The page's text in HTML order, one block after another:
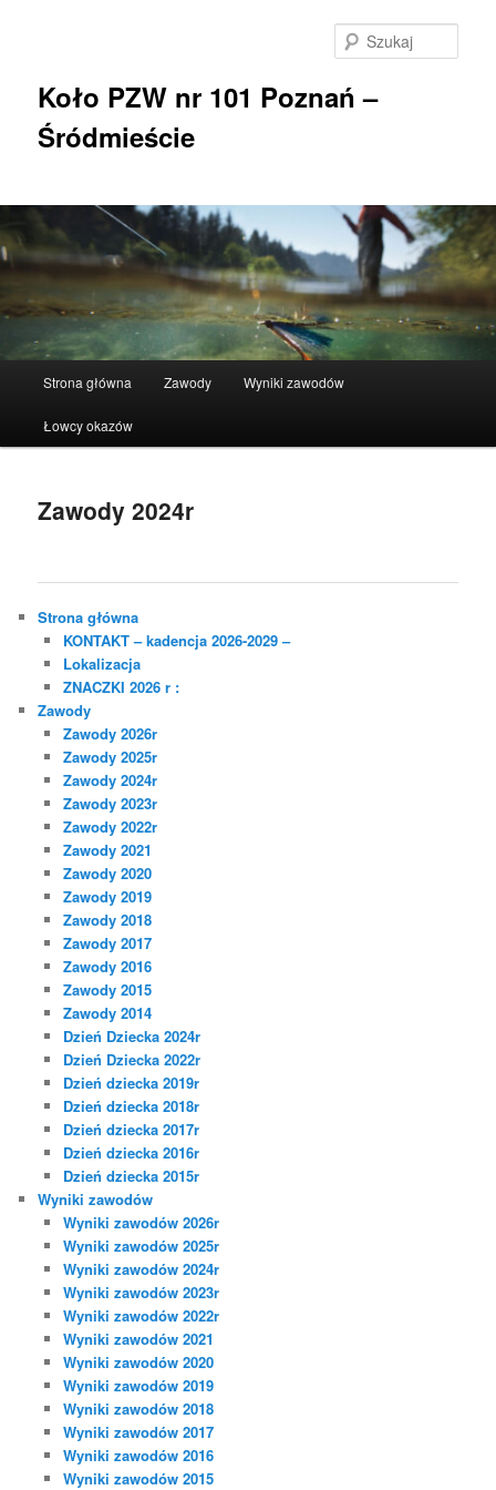
Koło PZW nr 101 Poznań –
Śródmieście
Strona główna Zawody Wyniki zawodów
Łowcy okazów
Zawody 2024r
Strona główna
KONTAKT – kadencja 2026-2029 –
Lokalizacja
ZNACZKI 2026 r :
Zawody
Zawody 2026r
Zawody 2025r
Zawody 2024r
Zawody 2023r
Zawody 2022r
Zawody 2021
Zawody 2020
Zawody 2019
Zawody 2018
Zawody 2017
Zawody 2016
Zawody 2015
Zawody 2014
Dzień Dziecka 2024r
Dzień Dziecka 2022r
Dzień dziecka 2019r
Dzień dziecka 2018r
Dzień dziecka 2017r
Dzień dziecka 2016r
Dzień dziecka 2015r
Wyniki zawodów
Wyniki zawodów 2026r
Wyniki zawodów 2025r
Wyniki zawodów 2024r
Wyniki zawodów 2023r
Wyniki zawodów 2022r
Wyniki zawodów 2021
Wyniki zawodów 2020
Wyniki zawodów 2019
Wyniki zawodów 2018
Wyniki zawodów 2017
Wyniki zawodów 2016
Wyniki zawodów 2015